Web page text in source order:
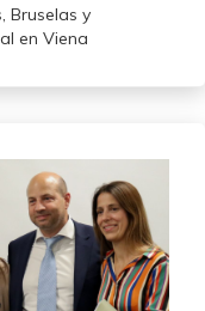
Bruselas y
en Viena